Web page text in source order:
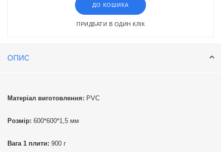
здатність ідеально імітувати текстуру, кольори та візуальний
вигляд деревини, каменю або мармуру, вологостійкість та
зносостійкість, легкість у самостійному монтажі.
ДО КОШИКА
ПРИДБАТИ В ОДИН КЛІК
ОПИС
Матеріал виготовлення: PVC
Розмір: 600*600*1,5 мм
Вага 1 плити: 900 г